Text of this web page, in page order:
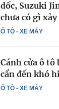
Ô TÔ - XE MÁY
dốc, Suzuki
chưa có gì xảy
Ô TÔ - XE MÁY
Cánh cửa ô tô
cẩn đến khó